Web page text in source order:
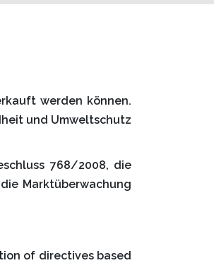
werden können.
und Umweltschutz
768/2008, die
Marktüberwachung
of directives based